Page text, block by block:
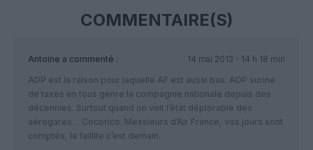
COMMENTAIRE(S)
Antoine a commenté :
14 mai 2013 - 14 h 18 min
ADP est la raison pour laquelle AF est aussi bas. ADP surine
de taxes en tous genre la compagnie nationale depuis des
décennies. Surtout quand on voit l’état déplorable des
aérogares… Cocorico. Messieurs d’Air France, vos jours sont
comptés, la faillite c’est demain.